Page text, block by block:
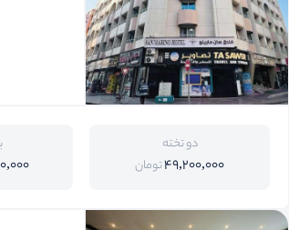
دو تخته
49,200,000تومان